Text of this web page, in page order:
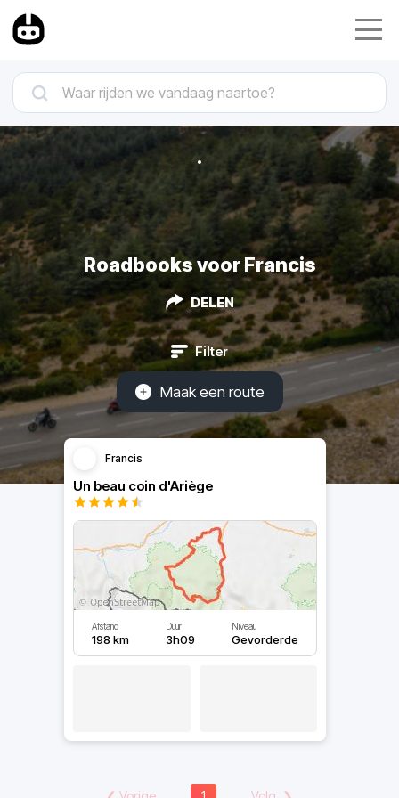
Roadbooks voor Francis
DELEN
Filter
Maak een route
Francis
Un beau coin d'Ariège
Afstand
198 km
Duur
3h09
Niveau
Gevorderde